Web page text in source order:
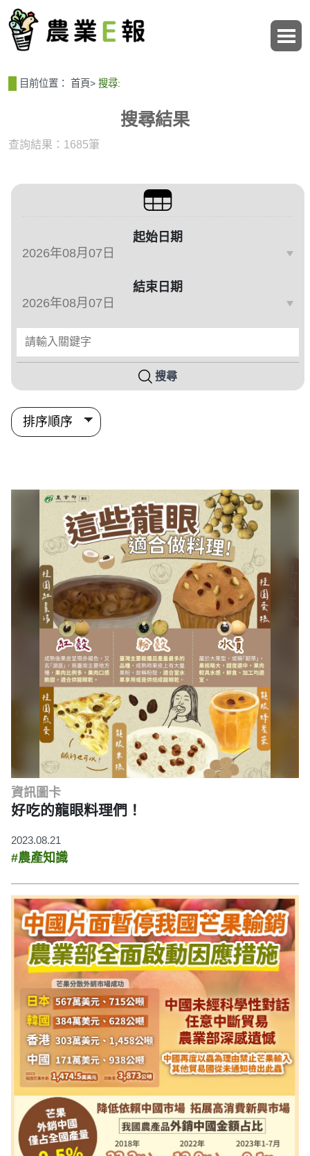
目前位置： 首頁> 搜尋:
搜尋結果
查詢結果：1685筆
篩選與搜尋條件
起始日期
結束日期
請輸入關鍵字
搜尋
搜尋結果列表
資訊圖卡
好吃的龍眼料理們！
2023.08.21
#農產知識